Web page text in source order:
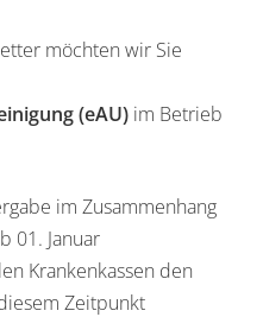
möchten wir Sie
(eAU) im Betrieb
im Zusammenhang
01. Januar
Krankenkassen den
Zeitpunkt